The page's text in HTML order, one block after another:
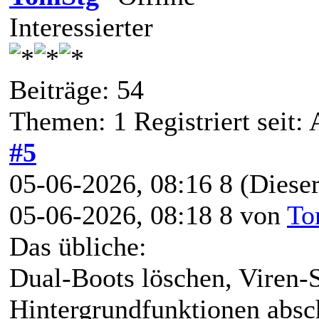
Interessierter
Beiträge: 54
Themen: 1 Registriert seit:
#5
05-06-2026, 08:16 8
05-06-2026, 08:18 8 von
Das übliche:
Dual-Boots löschen, Viren-
Hintergrundfunktionen